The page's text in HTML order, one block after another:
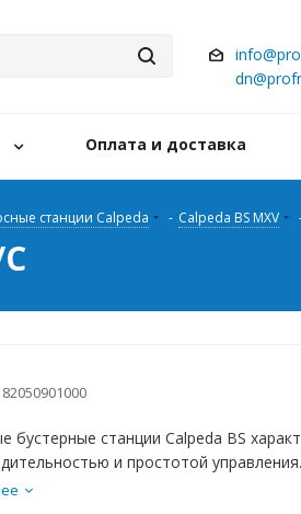
Оплата и доставка
станции Calpeda - Calpeda BS MXV
82050901000
бустерные станции Calpeda BS
и простотой управления.